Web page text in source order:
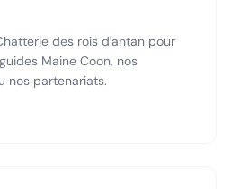
des rois d'antan pour
Maine Coon, nos
nos partenariats.